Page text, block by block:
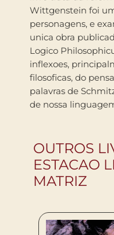
Wittgenstein foi
personagens, e
unica obra
Logico
inflexoes,
filosoficas, do
palavras de Schmitz, se fez guia do
de nossa
OUTROS
ESTACAO
MATRIZ